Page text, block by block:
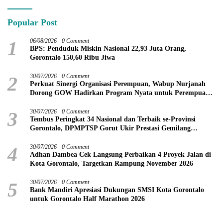
Popular Post
1 06/08/2026 0 Comment
BPS: Penduduk Miskin Nasional 22,93 Juta Orang,
Gorontalo 150,60 Ribu Jiwa
2 30/07/2026 0 Comment
Perkuat Sinergi Organisasi Perempuan, Wabup Nurjanah
Dorong GOW Hadirkan Program Nyata untuk Perempuan
3 30/07/2026 0 Comment
Tembus Peringkat 34 Nasional dan Terbaik se-Provinsi
Gorontalo, DPMPTSP Gorut Ukir Prestasi Gemilang
4 30/07/2026 0 Comment
Adhan Dambea Cek Langsung Perbaikan 4 Proyek Jalan di
Kota Gorontalo, Targetkan Rampung November 2026
5 30/07/2026 0 Comment
Bank Mandiri Apresiasi Dukungan SMSI Kota Gorontalo
untuk Gorontalo Half Marathon 2026